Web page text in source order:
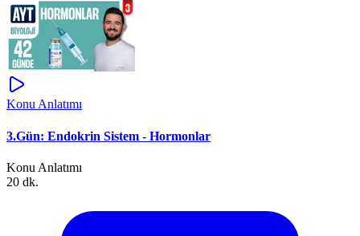
Konu Anlatımı
3.Gün: Endokrin Sistem - Hormonlar
Konu Anlatımı
20 dk.